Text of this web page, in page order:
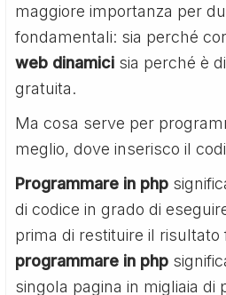
maggiore importanza per
fondamentali: sia perché
web dinamici sia perché è
gratuita.
Ma cosa serve per
meglio, dove inserisco il
Programmare in php
di codice in grado di
prima di restituire il risultato
programmare in php
singola pagina in migliaia di